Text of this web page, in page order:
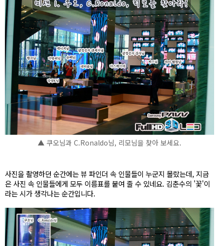
▲ 쿠오님과 C.Ronaldo님, 리모님을 찾아 보세요.
사진을 촬영하던 순간에는 뷰 파인더 속 인물들이 누군지 몰랐는데, 지금
은 사진 속 인물들에게 모두 이름표를 붙여 줄 수 있네요. 김춘수의 '꽃'이
라는 시가 생각나는 순간입니다.